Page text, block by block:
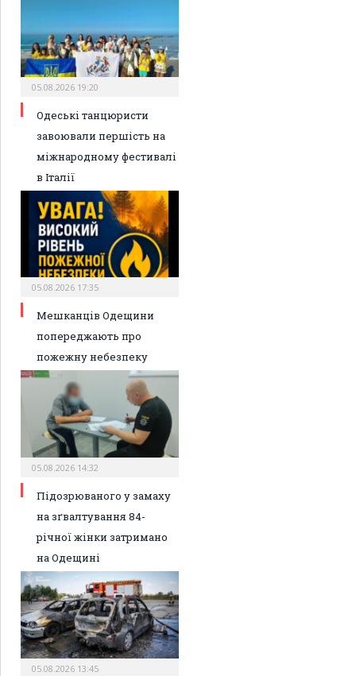
05.08.2026 19:20
Одеські танцюристи
завоювали першість на
міжнародному фестивалі
в Італії
05.08.2026 17:35
Мешканців Одещини
попереджають про
пожежну небезпеку
05.08.2026 14:32
Підозрюваного у замаху
на зґвалтування 84-
річної жінки затримано
на Одещині
05.08.2026 13:45